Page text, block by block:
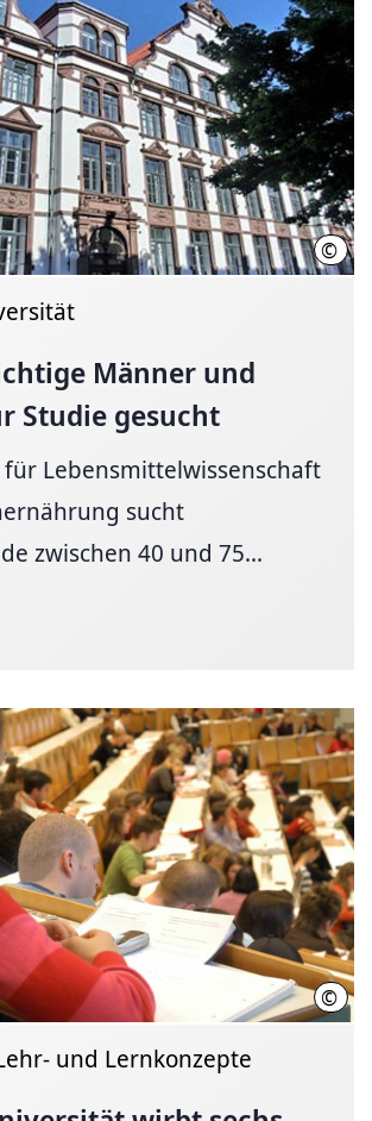
©
Männer und
Studie gesucht
Lebensmittelwissenschaft
sucht
zwischen 40 und 75...
©
und Lernkonzepte